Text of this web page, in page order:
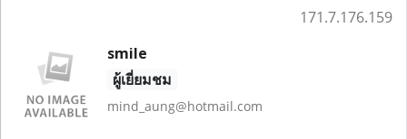
171.7.176.159
smile
ผู้เยี่ยมชม
mind_aung@hotmail.com